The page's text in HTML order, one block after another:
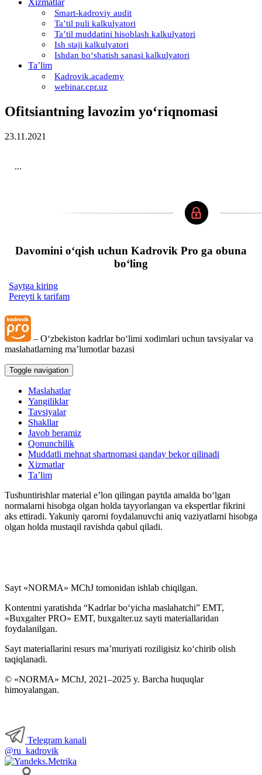
Xizmatlar
Smart-kadroviy audit
Ta’til puli kalkulyatori
Ta’til muddatini hisoblash kalkulyatori
Ish staji kalkulyatori
Ishdan boʻshatish sanasi kalkulyatori
Ta’lim
Kadrovik.academy
webinar.cpr.uz
Ofitsiantning lavozim yoʻriqnomasi
23.11.2021
...
Davomini oʻqish uchun Kadrovik Pro ga obuna
boʻling
Saytga kiring
Pereyti k tarifam
– Oʻzbekiston kadrlar boʻlimi хodimlari uchun tavsiyalar va
maslahatlarning ma’lumotlar bazasi
Toggle navigation
Maslahatlar
Yangiliklar
Tavsiyalar
Shakllar
Javob beramiz
Qonunchilik
Muddatli mehnat shartnomasi qanday bekor qilinadi
Xizmatlar
Ta’lim
Tushuntirishlar material e’lon qilingan paytda amalda boʻlgan
normalarni hisobga olgan holda tayyorlangan va ekspertlar fikrini
aks ettiradi. Yakuniy qarorni foydalanuvchi aniq vaziyatlarni hisobga
olgan holda mustaqil ravishda qabul qiladi.
Sayt «NORMA» MChJ tomonidan ishlab chiqilgan.
Kontentni yaratishda “Kadrlar boʻyicha maslahatchi” EMT,
«Buxgalter PRO» EMT, buxgalter.uz sayti materiallaridan
foydalanilgan.
Sayt materiallarini resurs ma’muriyati roziligisiz koʻchirib olish
taqiqlanadi.
© «NORMA» MChJ, 2021–2025 y. Barcha huquqlar
himoyalangan.
Telegram kanali
@ru_kadrovik